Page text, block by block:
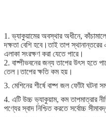
1. ভ্যাকুয়ামের অবস্থার অধীনে,
দক্ষতা বেশি হবে।তাই তাপ স্থানান্তরের
এলাকা সংরক্ষণ করা যেতে পারে।
2. বাষ্পীভবনের জন্য তাপের উৎস হতে
তেল।তাপের ক্ষতি কম হয়।
3. মেশিনের শীর্ষে বাষ্প জল ফোঁটা ঘটনা
4. এটি উচ্চ ভ্যাকুয়াম, কম তাপমাত্রার
পণ্যের স্বাদ নিশ্চিত করতে সর্বোচ্চ